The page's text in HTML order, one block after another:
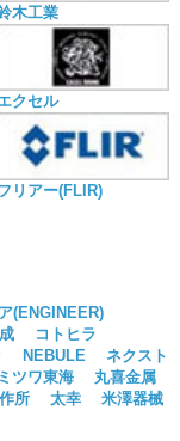
木工業
クセル
リアー(FLIR)
(ENGINEER)
コトヒラ
NEBULE
ネクスト
ミツワ東海
丸喜金属
所 太幸
米澤器械